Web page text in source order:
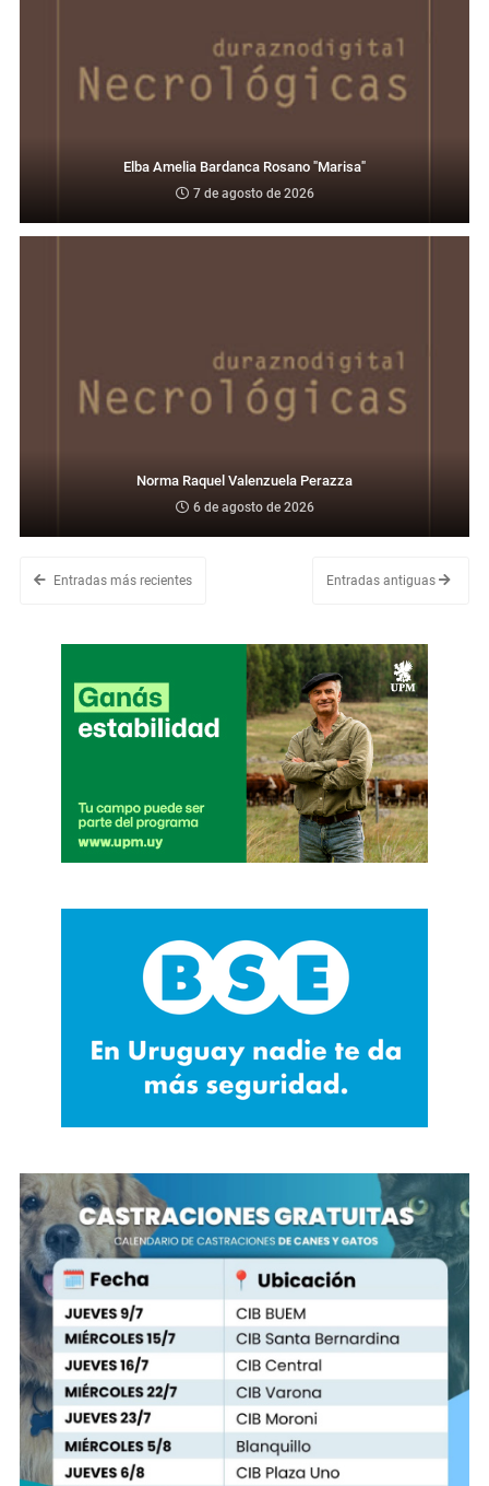
Elba Amelia Bardanca Rosano "Marisa"
7 de agosto de 2026
Norma Raquel Valenzuela Perazza
6 de agosto de 2026
Entradas más recientes Entradas antiguas